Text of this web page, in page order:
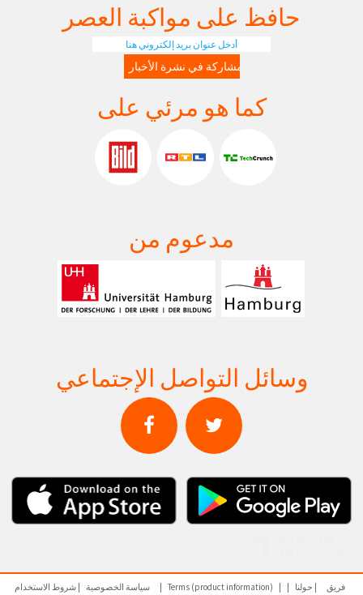
حافظ على مواكبة العصر
كما هو مرئي على
مدعوم من
وسائل التواصل الإجتماعي
سياسة الخصوصية شروط الاستخدام Terms (product information) فريق حولنا